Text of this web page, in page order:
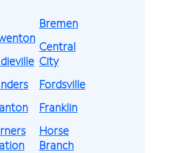
Bremen
Central
City
Fordsville
Franklin
Horse
Branch